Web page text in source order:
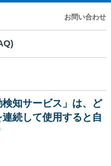
お問い合わせ
検知サービス」は、ど
続して使用すると自